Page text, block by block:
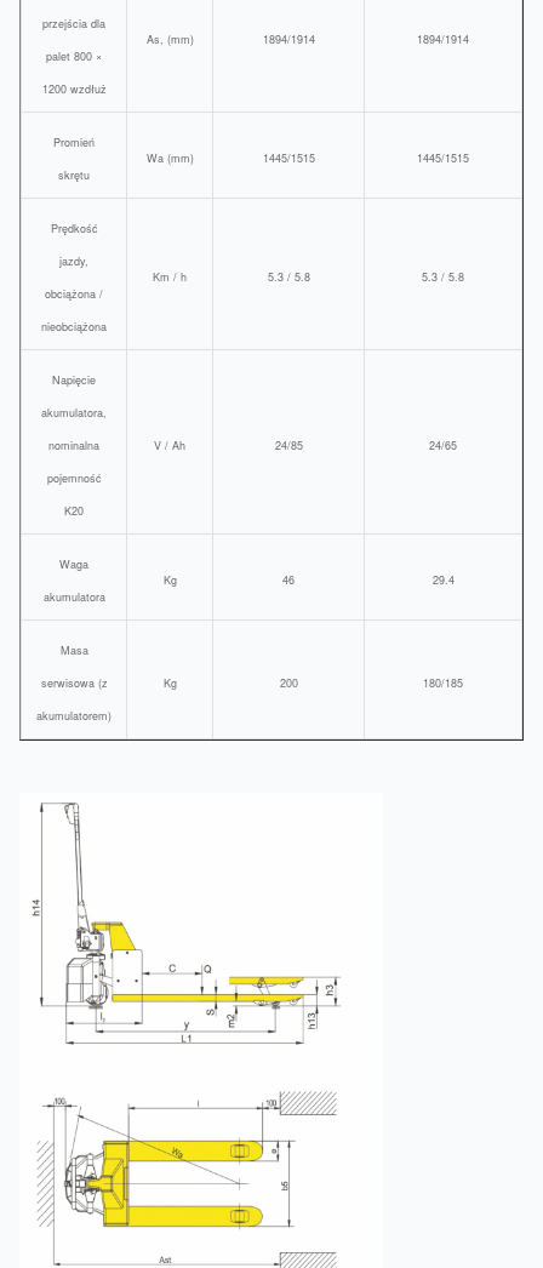
przejścia dla
palet 800 ×
1200 wzdłuż
As, (mm) 1894/1914 1894/1914
Promień
skrętu
Wa (mm) 1445/1515 1445/1515
Prędkość
jazdy,
obciążona /
nieobciążona
Km / h 5.3 / 5.8 5.3 / 5.8
Napięcie
akumulatora,
nominalna
pojemność
K20
V / Ah 24/85 24/65
Waga
akumulatora
Kg 46 29.4
Masa
serwisowa (z
akumulatorem)
Kg 200 180/185